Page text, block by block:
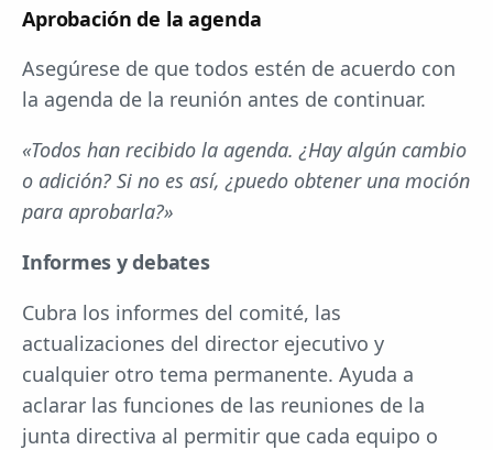
Aprobación de la agenda
Asegúrese de que todos estén de acuerdo con
la agenda de la reunión antes de continuar.
«Todos han recibido la agenda. ¿Hay algún cambio
o adición? Si no es así, ¿puedo obtener una moción
para aprobarla?»
Informes y debates
Cubra los informes del comité, las
actualizaciones del director ejecutivo y
cualquier otro tema permanente. Ayuda a
aclarar las funciones de las reuniones de la
junta directiva al permitir que cada equipo o